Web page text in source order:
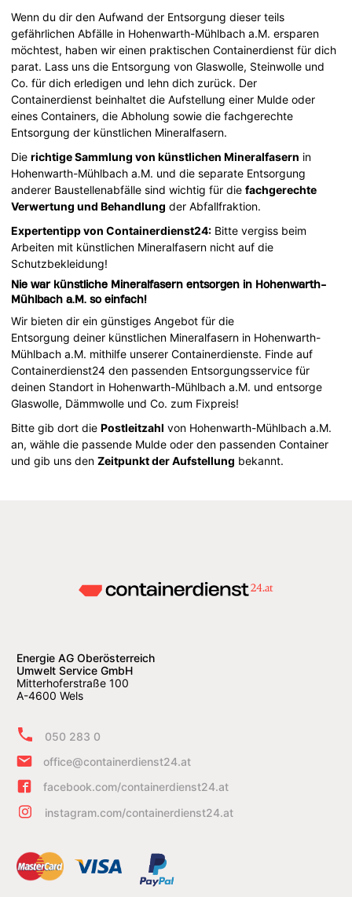
Wenn du dir den Aufwand der Entsorgung dieser teils
gefährlichen Abfälle in Hohenwarth-Mühlbach a.M. ersparen
möchtest, haben wir einen praktischen Containerdienst für dich
parat. Lass uns die Entsorgung von Glaswolle, Steinwolle und
Co. für dich erledigen und lehn dich zurück. Der
Containerdienst beinhaltet die Aufstellung einer Mulde oder
eines Containers, die Abholung sowie die fachgerechte
Entsorgung der künstlichen Mineralfasern.
Dierichtige Sammlung von künstlichen Mineralfasern in
Hohenwarth-Mühlbach a.M. und die separate Entsorgung
anderer Baustellenabfälle sind wichtig für diefachgerechte
Verwertung und Behandlung der Abfallfraktion.
Expertentipp von Containerdienst24: Bitte vergiss beim
Arbeiten mit künstlichen Mineralfasern nicht auf die
Schutzbekleidung!
Nie war künstliche Mineralfasern entsorgen in Hohenwarth-
Mühlbach a.M. so einfach!
Wir bieten dir ein günstiges Angebot für die
Entsorgung deiner künstlichen Mineralfasern in Hohenwarth-
Mühlbach a.M. mithilfe unserer Containerdienste. Finde auf
Containerdienst24 den passenden Entsorgungsservice für
deinen Standort in Hohenwarth-Mühlbach a.M. und entsorge
Glaswolle, Dämmwolle und Co. zum Fixpreis!
Bitte gib dort diePostleitzahl von Hohenwarth-Mühlbach a.M.
an, wähle die passende Mulde oder den passenden Container
und gib uns denZeitpunkt der Aufstellung bekannt.
Energie AG Oberösterreich
Umwelt Service GmbH
Mitterhoferstraße 100
A-4600 Wels
050 283 0
office@containerdienst24.at
facebook.com/containerdienst24.at
instagram.com/containerdienst24.at